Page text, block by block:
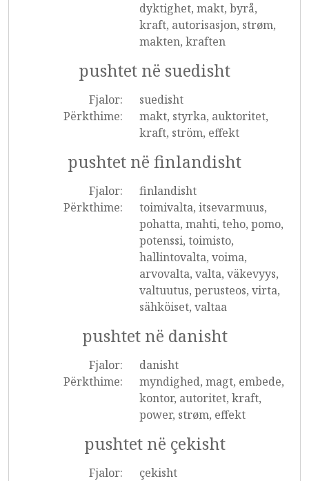
dyktighet, makt, byrå,
kraft, autorisasjon, strøm,
makten, kraften
pushtet në suedisht
Fjalor:
suedisht
Përkthime:
makt, styrka, auktoritet,
kraft, ström, effekt
pushtet në finlandisht
Fjalor:
finlandisht
Përkthime:
toimivalta, itsevarmuus,
pohatta, mahti, teho, pomo,
potenssi, toimisto,
hallintovalta, voima,
arvovalta, valta, väkevyys,
valtuutus, perusteos, virta,
sähköiset, valtaa
pushtet në danisht
Fjalor:
danisht
Përkthime:
myndighed, magt, embede,
kontor, autoritet, kraft,
power, strøm, effekt
pushtet në çekisht
Fjalor:
çekisht